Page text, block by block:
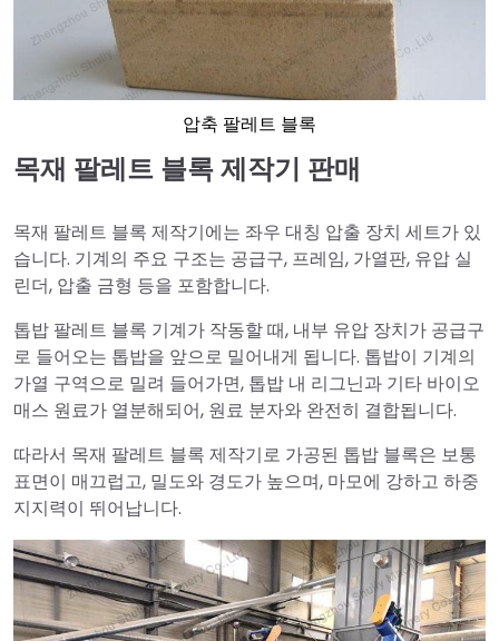
압축 팔레트 블록
목재 팔레트 블록 제작기 판매
목재 팔레트 블록 제작기에는 좌우 대칭 압출 장치 세트가 있
습니다. 기계의 주요 구조는 공급구, 프레임, 가열판, 유압 실
린더, 압출 금형 등을 포함합니다.
톱밥 팔레트 블록 기계가 작동할 때, 내부 유압 장치가 공급구
로 들어오는 톱밥을 앞으로 밀어내게 됩니다. 톱밥이 기계의
가열 구역으로 밀려 들어가면, 톱밥 내 리그닌과 기타 바이오
매스 원료가 열분해되어, 원료 분자와 완전히 결합됩니다.
따라서 목재 팔레트 블록 제작기로 가공된 톱밥 블록은 보통
표면이 매끄럽고, 밀도와 경도가 높으며, 마모에 강하고 하중
지지력이 뛰어납니다.